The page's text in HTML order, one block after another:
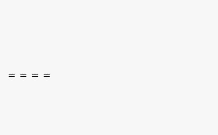
＝＝＝＝